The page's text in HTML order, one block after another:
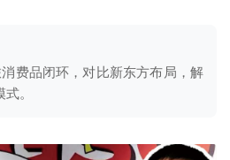
费品闭环，对比新东方布局，解
。